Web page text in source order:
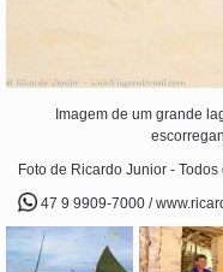
Imagem de um grande
Foto de Ricardo Junior -
47 9 9909-7000 /